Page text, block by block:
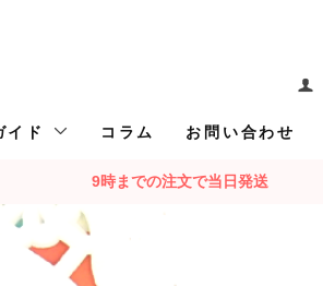
イド コラム お問い合わせ
9時までの注文で当日発送